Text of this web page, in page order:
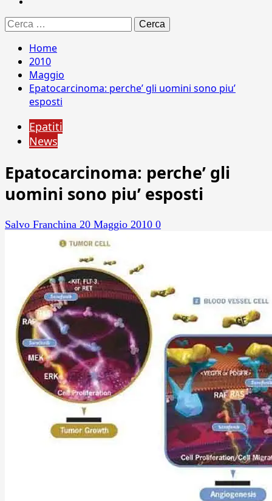
Ricerca
per:
Home
2010
Maggio
Epatocarcinoma: perche’ gli uomini sono piu’
esposti
Epatiti
News
Epatocarcinoma: perche’ gli
uomini sono piu’ esposti
Salvo Franchina 20 Maggio 2010 0